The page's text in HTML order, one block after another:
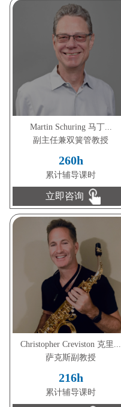
Martin Schuring 马丁...
副主任兼双簧管教授
260h
累计辅导课时
立即咨询
Christopher Creviston 克里...
萨克斯副教授
216h
累计辅导课时